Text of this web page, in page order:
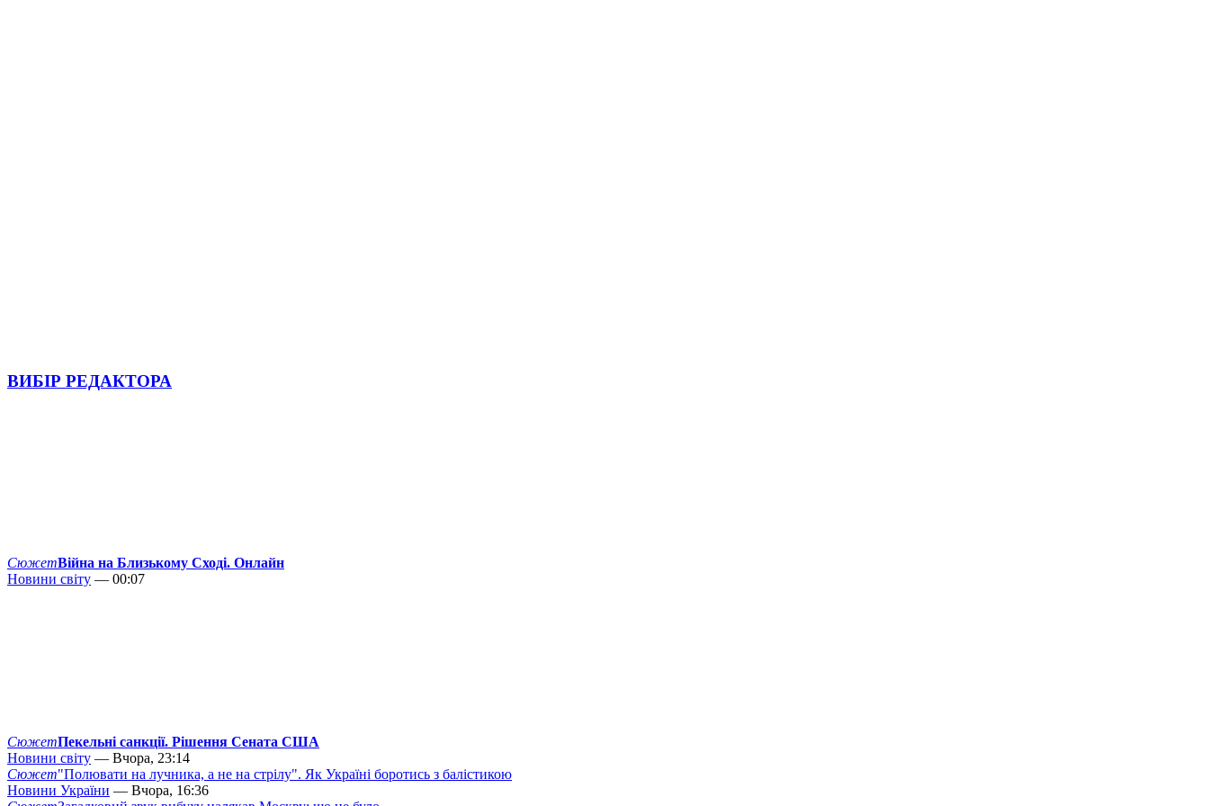
ВИБІР РЕДАКТОРА
СюжетВійна на Близькому Сході. Онлайн
Новини світу — 00:07
СюжетПекельні санкції. Рішення Сената США
Новини світу — Вчора, 23:14
Сюжет"Полювати на лучника, а не на стрілу". Як Україні боротись з балістикою
Новини України — Вчора, 16:36